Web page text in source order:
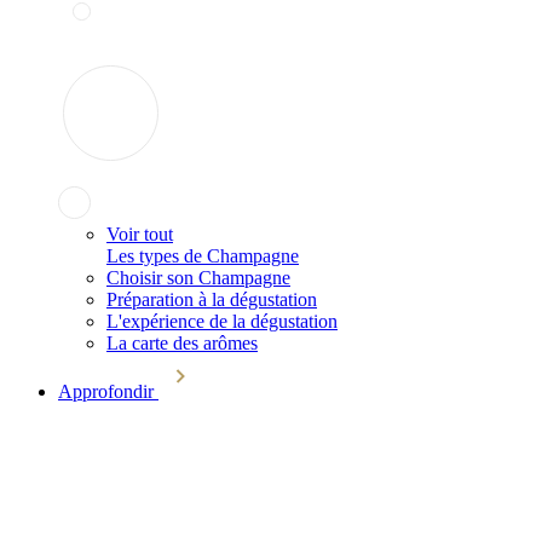
Voir tout
Les types de Champagne
Choisir son Champagne
Préparation à la dégustation
L'expérience de la dégustation
La carte des arômes
Approfondir